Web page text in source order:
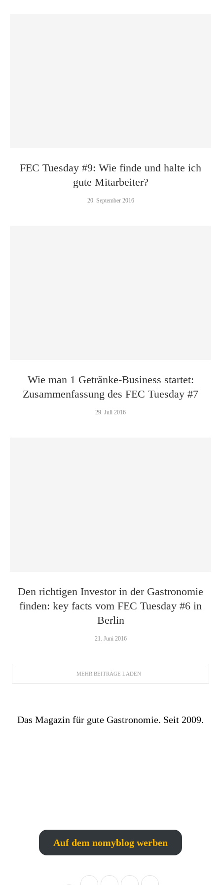
FEC Tuesday #9: Wie finde und halte ich
gute Mitarbeiter?
20. September 2016
Wie man 1 Getränke-Business startet:
Zusammenfassung des FEC Tuesday #7
29. Juli 2016
Den richtigen Investor in der Gastronomie
finden: key facts vom FEC Tuesday #6 in
Berlin
21. Juni 2016
MEHR BEITRÄGE LADEN
Das Magazin für gute Gastronomie. Seit 2009.
Auf dem nomyblog werben